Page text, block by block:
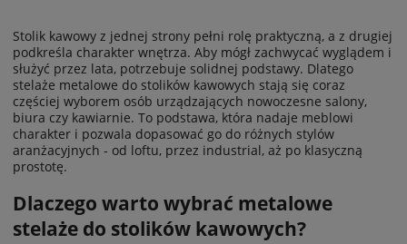
Niebanalny stolik pomocniczy, który nie tylko umili
odpoczynek ale doda uroku i charakteru Twojej
przestrzeni.
DO KOSZYKA
Stolik kawowy z jednej strony pełni rolę praktyczną, a z drugiej
podkreśla charakter wnętrza. Aby mógł zachwycać wyglądem i
służyć przez lata, potrzebuje solidnej podstawy. Dlatego
stelaże metalowe do stolików kawowych stają się coraz
częściej wyborem osób urządzających nowoczesne salony,
biura czy kawiarnie. To podstawa, która nadaje meblowi
charakter i pozwala dopasować go do różnych stylów
aranżacyjnych - od loftu, przez industrial, aż po klasyczną
prostotę.
Dlaczego warto wybrać metalowe
stelaże do stolików kawowych?